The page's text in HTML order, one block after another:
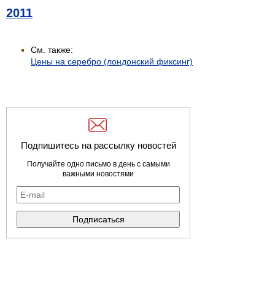
2011
См. также:
Цены на серебро (лондонский фиксинг)
Подпишитесь на рассылку новостей
Получайте одно письмо в день с самыми
важными новостями